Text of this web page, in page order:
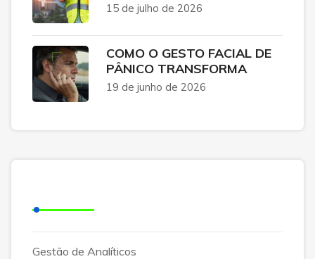
15 de julho de 2026
COMO O GESTO FACIAL DE
PÂNICO TRANSFORMA
19 de junho de 2026
Gestão de Analíticos